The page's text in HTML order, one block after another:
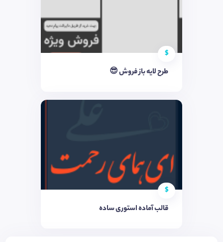
$
طرح لایه باز فروش 😎
$
قالب آماده استوری ساده